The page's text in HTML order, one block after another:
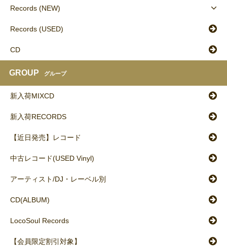
Records (NEW)
Records (USED)
CD
GROUP グループ
新入荷MIXCD
新入荷RECORDS
【近日発売】レコード
中古レコード(USED Vinyl)
アーティスト/DJ・レーベル別
CD(ALBUM)
LocoSoul Records
【会員限定割引対象】